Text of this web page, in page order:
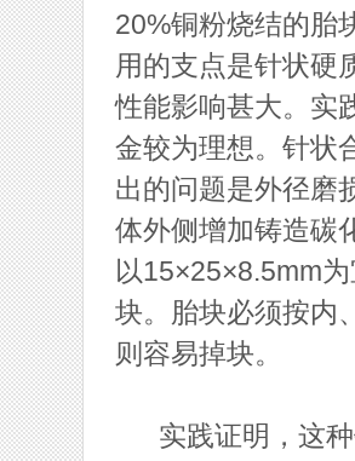
20%铜粉烧结的胎
用的支点是针状硬
性能影响甚大。实
金较为理想。针状
出的问题是外径磨
体外侧增加铸造碳
以15×25×8.5mm
块。胎块必须按内
则容易掉块。
实践证明，这种